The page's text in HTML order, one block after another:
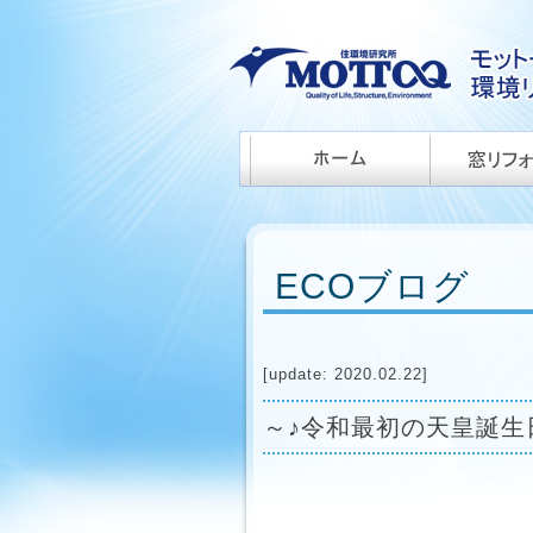
ECOブログ
[update: 2020.02.22]
～♪令和最初の天皇誕生